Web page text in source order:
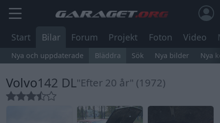
Start Bilar Forum Projekt Foton Video
Nya och uppdaterade Bläddra Sök Nya bilder Nya
Volvo142 DL"Efter 20 år" (1972)